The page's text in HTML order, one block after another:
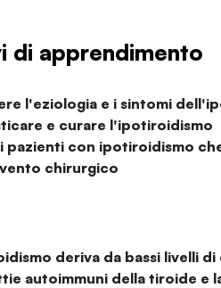
di apprendimento
l'eziologia e i sintomi
e curare l'ipotiroidismo
pazienti con ipotiroidismo
chirurgico
deriva da bassi livelli
autoimmuni della tiroide e